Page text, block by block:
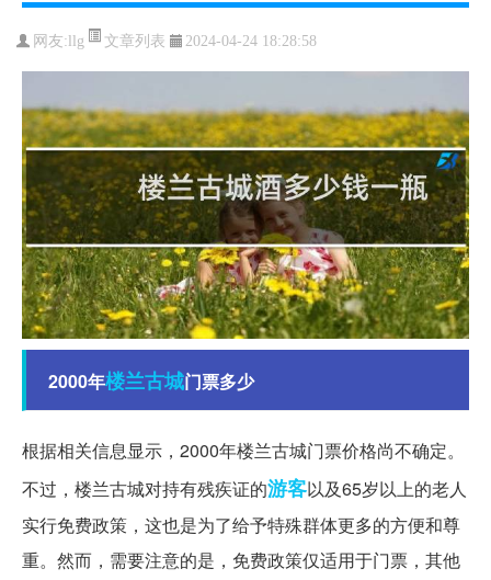
网友:llg 文章列表 2024-04-24 18:28:58
2000年楼兰古城门票多少
根据相关信息显示，2000年楼兰古城门票价格尚不确定。
不过，楼兰古城对持有残疾证的游客以及65岁以上的老人
实行免费政策，这也是为了给予特殊群体更多的方便和尊
重。然而，需要注意的是，免费政策仅适用于门票，其他